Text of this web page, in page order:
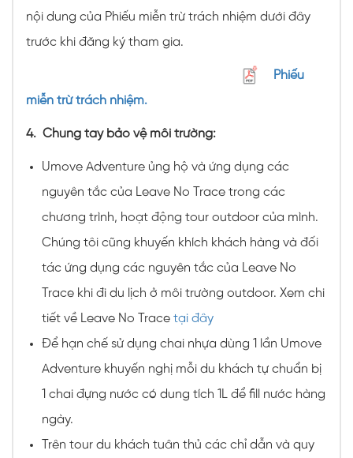
nội dung của Phiếu miễn trừ trách nhiệm dưới đây
trước khi đăng ký tham gia.
Phiếu
miễn trừ trách nhiệm.
4. Chung tay bảo vệ môi trường:
Umove Adventure ủng hộ và ứng dụng các
nguyên tắc của Leave No Trace trong các
chương trình, hoạt động tour outdoor của mình.
Chúng tôi cũng khuyến khích khách hàng và đối
tác ứng dụng các nguyên tắc của Leave No
Trace khi đi du lịch ở môi trường outdoor. Xem chi
tiết về Leave No Trace tại đây
Để hạn chế sử dụng chai nhựa dùng 1 lần Umove
Adventure khuyến nghị mỗi du khách tự chuẩn bị
1 chai đựng nước có dung tích 1L để fill nước hàng
ngày.
Trên tour du khách tuân thủ các chỉ dẫn và quy